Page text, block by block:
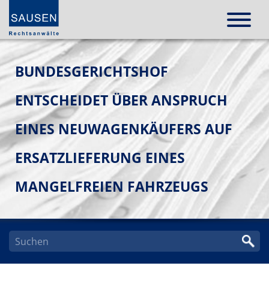
BUNDESGERICHTSHOF
ENTSCHEIDET ÜBER ANSPRUCH
EINES NEUWAGENKÄUFERS AUF
ERSATZLIEFERUNG EINES
MANGELFREIEN FAHRZEUGS